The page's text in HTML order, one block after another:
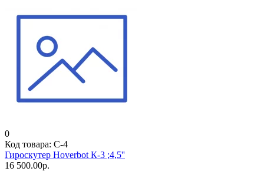
0
Код товара: C-4
Гироскутер Hoverbot К-3 ;4,5''
16 500.00р.